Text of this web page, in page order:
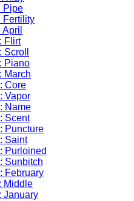
Pipe
Fertility
Flirt
Scroll
Piano
March
Core
Vapor
Name
Scent
Puncture
Saint
Purloined
Sunbitch
February
Middle
January